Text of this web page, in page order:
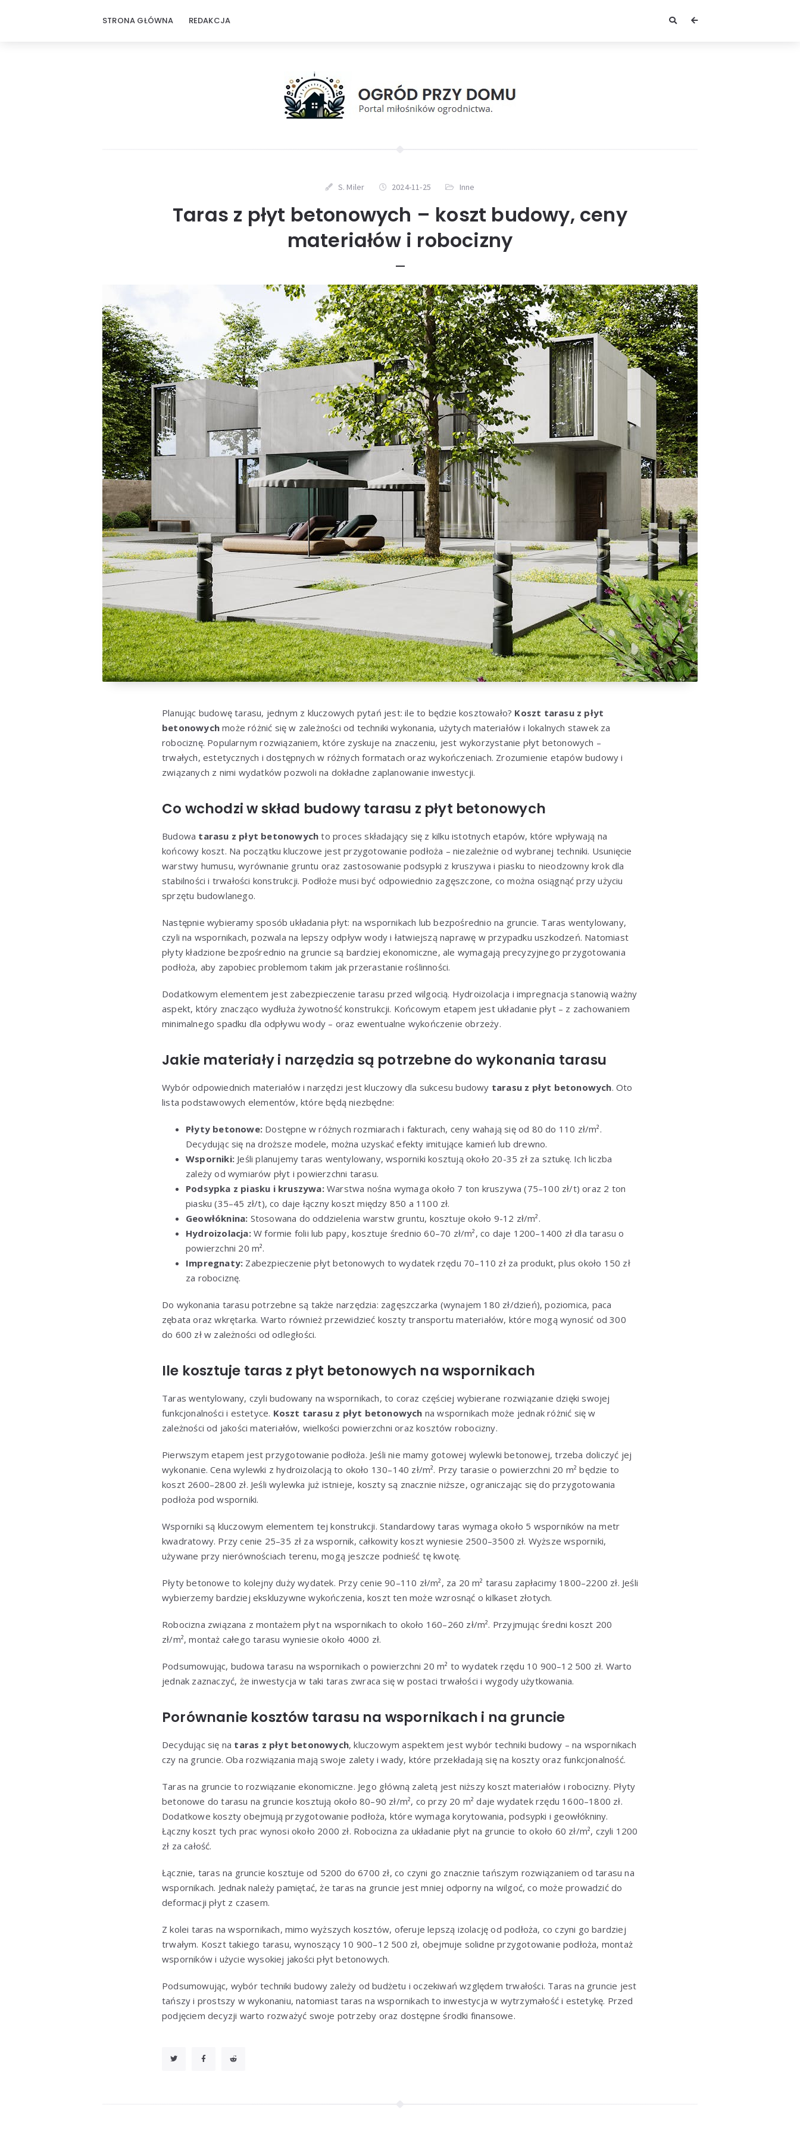
STRONA GŁÓWNA REDAKCJA
S. Miler 2024-11-25 Inne
Taras z płyt betonowych – koszt budowy, ceny
materiałów i robocizny
Planując budowę tarasu, jednym z kluczowych pytań jest: ile to będzie kosztowało? Koszt tarasu z płyt
betonowych może różnić się w zależności od techniki wykonania, użytych materiałów i lokalnych stawek za
robociznę. Popularnym rozwiązaniem, które zyskuje na znaczeniu, jest wykorzystanie płyt betonowych –
trwałych, estetycznych i dostępnych w różnych formatach oraz wykończeniach. Zrozumienie etapów budowy i
związanych z nimi wydatków pozwoli na dokładne zaplanowanie inwestycji.
Co wchodzi w skład budowy tarasu z płyt betonowych
Budowa tarasu z płyt betonowych to proces składający się z kilku istotnych etapów, które wpływają na
końcowy koszt. Na początku kluczowe jest przygotowanie podłoża – niezależnie od wybranej techniki. Usunięcie
warstwy humusu, wyrównanie gruntu oraz zastosowanie podsypki z kruszywa i piasku to nieodzowny krok dla
stabilności i trwałości konstrukcji. Podłoże musi być odpowiednio zagęszczone, co można osiągnąć przy użyciu
sprzętu budowlanego.
Następnie wybieramy sposób układania płyt: na wspornikach lub bezpośrednio na gruncie. Taras wentylowany,
czyli na wspornikach, pozwala na lepszy odpływ wody i łatwiejszą naprawę w przypadku uszkodzeń. Natomiast
płyty kładzione bezpośrednio na gruncie są bardziej ekonomiczne, ale wymagają precyzyjnego przygotowania
podłoża, aby zapobiec problemom takim jak przerastanie roślinności.
Dodatkowym elementem jest zabezpieczenie tarasu przed wilgocią. Hydroizolacja i impregnacja stanowią ważny
aspekt, który znacząco wydłuża żywotność konstrukcji. Końcowym etapem jest układanie płyt – z zachowaniem
minimalnego spadku dla odpływu wody – oraz ewentualne wykończenie obrzeży.
Jakie materiały i narzędzia są potrzebne do wykonania tarasu
Wybór odpowiednich materiałów i narzędzi jest kluczowy dla sukcesu budowy tarasu z płyt betonowych. Oto
lista podstawowych elementów, które będą niezbędne:
Płyty betonowe: Dostępne w różnych rozmiarach i fakturach, ceny wahają się od 80 do 110 zł/m².
Decydując się na droższe modele, można uzyskać efekty imitujące kamień lub drewno.
Wsporniki: Jeśli planujemy taras wentylowany, wsporniki kosztują około 20-35 zł za sztukę. Ich liczba
zależy od wymiarów płyt i powierzchni tarasu.
Podsypka z piasku i kruszywa:Warstwa nośna wymaga około 7 ton kruszywa (75–100 zł/t) oraz 2 ton
piasku (35–45 zł/t), co daje łączny koszt między 850 a 1100 zł.
Geowłóknina: Stosowana do oddzielenia warstw gruntu, kosztuje około 9-12 zł/m².
Hydroizolacja:W formie folii lub papy, kosztuje średnio 60–70 zł/m², co daje 1200–1400 zł dla tarasu o
powierzchni 20 m².
Impregnaty: Zabezpieczenie płyt betonowych to wydatek rzędu 70–110 zł za produkt, plus około 150 zł
za robociznę.
Do wykonania tarasu potrzebne są także narzędzia: zagęszczarka (wynajem 180 zł/dzień), poziomica, paca
zębata oraz wkrętarka. Warto również przewidzieć koszty transportu materiałów, które mogą wynosić od 300
do 600 zł w zależności od odległości.
Ile kosztuje taras z płyt betonowych na wspornikach
Taras wentylowany, czyli budowany na wspornikach, to coraz częściej wybierane rozwiązanie dzięki swojej
funkcjonalności i estetyce. Koszt tarasu z płyt betonowych na wspornikach może jednak różnić się w
zależności od jakości materiałów, wielkości powierzchni oraz kosztów robocizny.
Pierwszym etapem jest przygotowanie podłoża. Jeśli nie mamy gotowej wylewki betonowej, trzeba doliczyć jej
wykonanie. Cena wylewki z hydroizolacją to około 130–140 zł/m². Przy tarasie o powierzchni 20 m² będzie to
koszt 2600–2800 zł. Jeśli wylewka już istnieje, koszty są znacznie niższe, ograniczając się do przygotowania
podłoża pod wsporniki.
Wsporniki są kluczowym elementem tej konstrukcji. Standardowy taras wymaga około 5 wsporników na metr
kwadratowy. Przy cenie 25–35 zł za wspornik, całkowity koszt wyniesie 2500–3500 zł. Wyższe wsporniki,
używane przy nierównościach terenu, mogą jeszcze podnieść tę kwotę.
Płyty betonowe to kolejny duży wydatek. Przy cenie 90–110 zł/m², za 20 m² tarasu zapłacimy 1800–2200 zł. Jeśli
wybierzemy bardziej ekskluzywne wykończenia, koszt ten może wzrosnąć o kilkaset złotych.
Robocizna związana z montażem płyt na wspornikach to około 160–260 zł/m². Przyjmując średni koszt 200
zł/m², montaż całego tarasu wyniesie około 4000 zł.
Podsumowując, budowa tarasu na wspornikach o powierzchni 20 m² to wydatek rzędu 10 900–12 500 zł. Warto
jednak zaznaczyć, że inwestycja w taki taras zwraca się w postaci trwałości i wygody użytkowania.
Porównanie kosztów tarasu na wspornikach i na gruncie
Decydując się na taras z płyt betonowych, kluczowym aspektem jest wybór techniki budowy – na wspornikach
czy na gruncie. Oba rozwiązania mają swoje zalety i wady, które przekładają się na koszty oraz funkcjonalność.
Taras na gruncie to rozwiązanie ekonomiczne. Jego główną zaletą jest niższy koszt materiałów i robocizny. Płyty
betonowe do tarasu na gruncie kosztują około 80–90 zł/m², co przy 20 m² daje wydatek rzędu 1600–1800 zł.
Dodatkowe koszty obejmują przygotowanie podłoża, które wymaga korytowania, podsypki i geowłókniny.
Łączny koszt tych prac wynosi około 2000 zł. Robocizna za układanie płyt na gruncie to około 60 zł/m², czyli 1200
zł za całość.
Łącznie, taras na gruncie kosztuje od 5200 do 6700 zł, co czyni go znacznie tańszym rozwiązaniem od tarasu na
wspornikach. Jednak należy pamiętać, że taras na gruncie jest mniej odporny na wilgoć, co może prowadzić do
deformacji płyt z czasem.
Z kolei taras na wspornikach, mimo wyższych kosztów, oferuje lepszą izolację od podłoża, co czyni go bardziej
trwałym. Koszt takiego tarasu, wynoszący 10 900–12 500 zł, obejmuje solidne przygotowanie podłoża, montaż
wsporników i użycie wysokiej jakości płyt betonowych.
Podsumowując, wybór techniki budowy zależy od budżetu i oczekiwań względem trwałości. Taras na gruncie jest
tańszy i prostszy w wykonaniu, natomiast taras na wspornikach to inwestycja w wytrzymałość i estetykę. Przed
podjęciem decyzji warto rozważyć swoje potrzeby oraz dostępne środki finansowe.